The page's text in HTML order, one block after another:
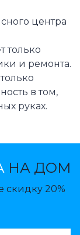
центра
только
и ремонта.
в том,
руках.
НА ДОМ
скидку 20%